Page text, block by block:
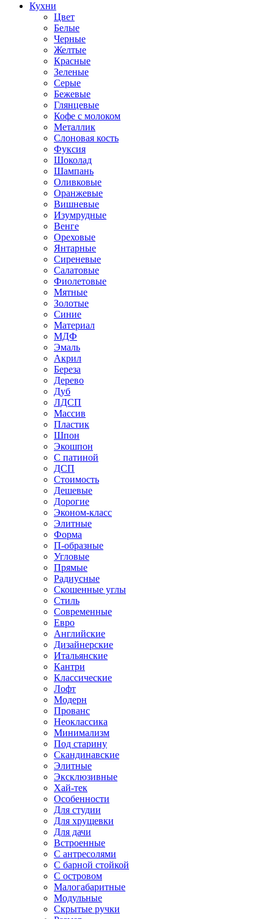
Кухни
Цвет
Белые
Черные
Желтые
Красные
Зеленые
Серые
Бежевые
Глянцевые
Кофе с молоком
Металлик
Слоновая кость
Фуксия
Шоколад
Шампань
Оливковые
Оранжевые
Вишневые
Изумрудные
Венге
Ореховые
Янтарные
Сиреневые
Салатовые
Фиолетовые
Мятные
Золотые
Синие
Материал
МДФ
Эмаль
Акрил
Береза
Дерево
Дуб
ЛДСП
Массив
Пластик
Шпон
Экошпон
С патиной
ДСП
Стоимость
Дешевые
Дорогие
Эконом-класс
Элитные
Форма
П-образные
Угловые
Прямые
Радиусные
Скошенные углы
Стиль
Современные
Евро
Английские
Дизайнерские
Итальянские
Кантри
Классические
Лофт
Модерн
Прованс
Неоклассика
Минимализм
Под старину
Скандинавские
Элитные
Эксклюзивные
Хай-тек
Особенности
Для студии
Для хрущевки
Для дачи
Встроенные
С антресолями
С барной стойкой
С островом
Малогабаритные
Модульные
Скрытые ручки